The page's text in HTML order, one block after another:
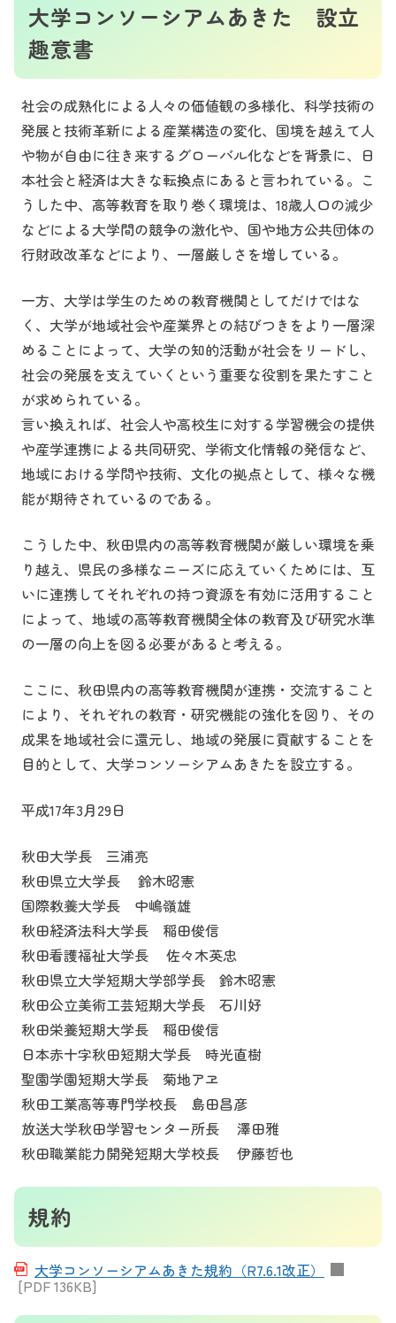
大学コンソーシアムあきた 設立
趣意書
社会の成熟化による人々の価値観の多様化、科学技術の
発展と技術革新による産業構造の変化、国境を越えて人
や物が自由に往き来するグローバル化などを背景に、日
本社会と経済は大きな転換点にあると言われている。こ
うした中、高等教育を取り巻く環境は、18歳人口の減少
などによる大学間の競争の激化や、国や地方公共団体の
行財政改革などにより、一層厳しさを増している。
一方、大学は学生のための教育機関としてだけではな
く、大学が地域社会や産業界との結びつきをより一層深
めることによって、大学の知的活動が社会をリードし、
社会の発展を支えていくという重要な役割を果たすこと
が求められている。
言い換えれば、社会人や高校生に対する学習機会の提供
や産学連携による共同研究、学術文化情報の発信など、
地域における学問や技術、文化の拠点として、様々な機
能が期待されているのである。
こうした中、秋田県内の高等教育機関が厳しい環境を乗
り越え、県民の多様なニーズに応えていくためには、互
いに連携してそれぞれの持つ資源を有効に活用すること
によって、地域の高等教育機関全体の教育及び研究水準
の一層の向上を図る必要があると考える。
ここに、秋田県内の高等教育機関が連携・交流すること
により、それぞれの教育・研究機能の強化を図り、その
成果を地域社会に還元し、地域の発展に貢献することを
目的として、大学コンソーシアムあきたを設立する。
平成17年3月29日
秋田大学長 三浦亮
秋田県立大学長 鈴木昭憲
国際教養大学長 中嶋嶺雄
秋田経済法科大学長 稲田俊信
秋田看護福祉大学長 佐々木英忠
秋田県立大学短期大学部学長 鈴木昭憲
秋田公立美術工芸短期大学長 石川好
秋田栄養短期大学長 稲田俊信
日本赤十字秋田短期大学長 時光直樹
聖園学園短期大学長 菊地アヱ
秋田工業高等専門学校長 島田昌彦
放送大学秋田学習センター所長 澤田雅
秋田職業能力開発短期大学校長 伊藤哲也
規約
大学コンソーシアムあきた規約（R7.6.1改正）
[PDF 136KB]